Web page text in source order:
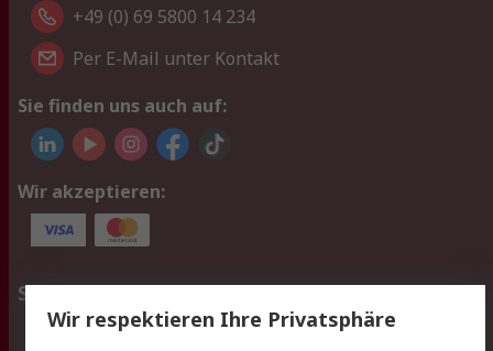
+49 (0) 69 5800 14 234
Per E-Mail unter Kontakt
Sie finden uns auch auf:
Wir akzeptieren:
Service
Value Added Services
Lieferlösungen
Wir respektieren Ihre Privatsphäre